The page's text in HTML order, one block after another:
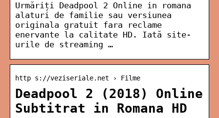
Urmăriți Deadpool 2 Online in romana
alaturi de familie sau versiunea
originala gratuit fara reclame
enervante la calitate HD. Iată site-
urile de streaming …
http s://veziseriale.net › Filme
Deadpool 2 (2018) Online
Subtitrat in Romana HD